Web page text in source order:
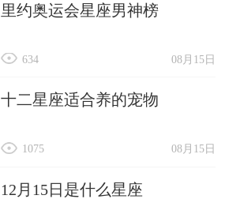
里约奥运会星座男神榜
08月15日
634
十二星座适合养的宠物
08月15日
1075
12月15日是什么星座